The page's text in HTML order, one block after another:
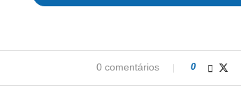
0 comentários 0